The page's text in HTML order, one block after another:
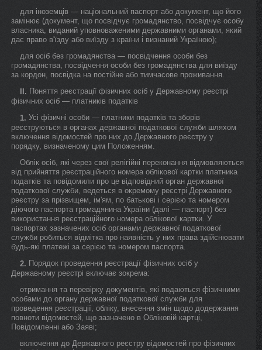
для іноземців — національний паспорт або документ, що його
замінює (документ, що посвідчує громадянство, посвідчує особу
власника, виданий уповноваженими державними органами, який
дає право в'їзду або виїзду з країни і визнаний Україною);
для осіб без громадянства — посвідчення особи без
громадянства, посвідчення особи без громадянства для виїзду
за кордон, посвідка на постійне або тимчасове проживання.
II. Поняття реєстрації фізичних осіб у Державному реєстрі
фізичних осіб — платників податків
1. Усі фізичні особи — платники податків та зборів
реєструються в органах державної податкової служби шляхом
включення відомостей про них до Державного реєстру у
порядку, визначеному цим Положенням.
Облік осіб, які через свої релігійні переконання відмовляються
від прийняття реєстраційного номера облікової картки платника
податків та повідомили про це відповідний орган державної
податкової служби, ведеться в окремому реєстрі Державного
реєстру за прізвищем, ім'ям, по батькові і серією та номером
діючого паспорта громадянина України (далі — паспорт) без
використання реєстраційного номера облікової картки. У
паспортах зазначених осіб органами державної податкової
служби робиться відмітка про наявність у них права здійснювати
будь-які платежі за серією та номером паспорта.
2. Порядок проведення реєстрації фізичних осіб у
Державному реєстрі включає зокрема:
отримання та перевірку документів, які подаються фізичними
особами до органу державної податкової служби для
проведення реєстрації, обліку, внесення змін щодо додержання
повноти відомостей, що зазначено в Обліковій картці,
Повідомленні або Заяві;
включення до Державного реєстру відомостей про фізичних